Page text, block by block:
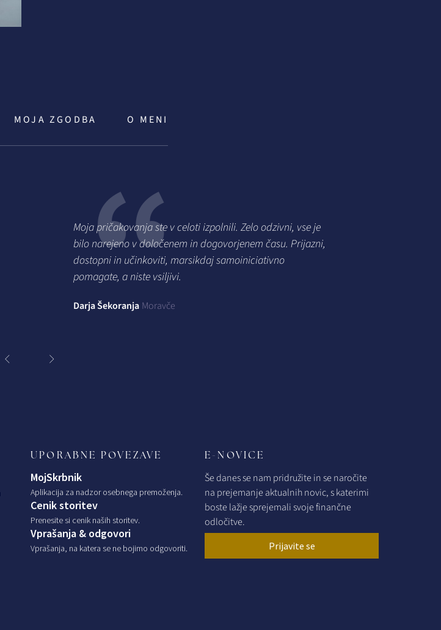
MOJA ZGODBA O MENI
Moja pričakovanja ste v celoti izpolnili. Zelo odzivni, vse je
bilo narejeno v določenem in dogovorjenem času. Prijazni,
dostopni in učinkoviti, marsikdaj samoiniciativno
pomagate, a niste vsiljivi.
Darja Šekoranja Moravče
UPORABNE POVEZAVE
MojSkrbnik
Aplikacija za nadzor osebnega premoženja.
Cenik storitev
Prenesite si cenik naših storitev.
Vprašanja & odgovori
Vprašanja, na katera se ne bojimo odgovoriti.
E-NOVICE
Še danes se nam pridružite in se naročite
na prejemanje aktualnih novic, s katerimi
boste lažje sprejemali svoje finančne
odločitve.
Prijavite se